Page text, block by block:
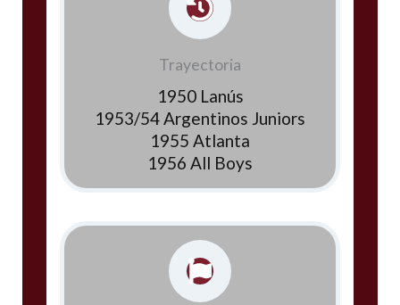
Trayectoria
1950 Lanús
1953/54 Argentinos Juniors
1955 Atlanta
1956 All Boys